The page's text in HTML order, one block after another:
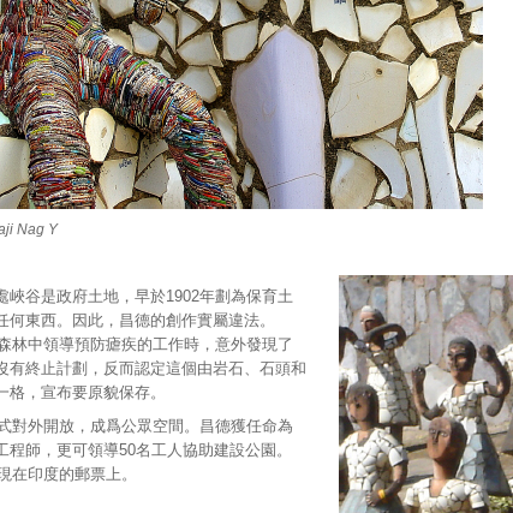
Nag Y
峽谷是政府土地，早於1902年劃為保育土
何東西。因此，昌德的創作實屬違法。
林中領導預防瘧疾的工作時，意外發現了
有終止計劃，反而認定這個由岩石、石頭和
，宣布要原貌保存。
對外開放，成爲公眾空間。昌德獲任命為
師，更可領導50名工人協助建設公園。
在印度的郵票上。